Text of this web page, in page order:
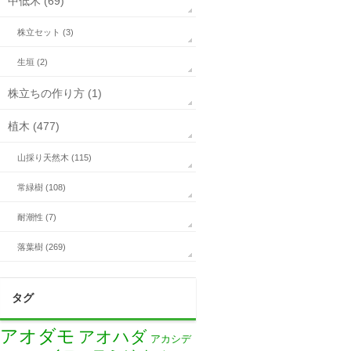
株立セット (3)
生垣 (2)
株立ちの作り方 (1)
植木 (477)
山採り天然木 (115)
常緑樹 (108)
耐潮性 (7)
落葉樹 (269)
タグ
アオダモ アオハダ アカシデ